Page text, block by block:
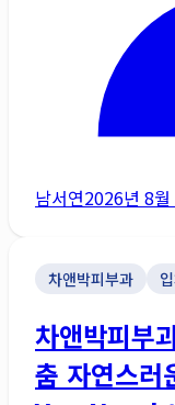
남서연2026년 8월
차앤박피부과
차앤박피부
춤 자연스